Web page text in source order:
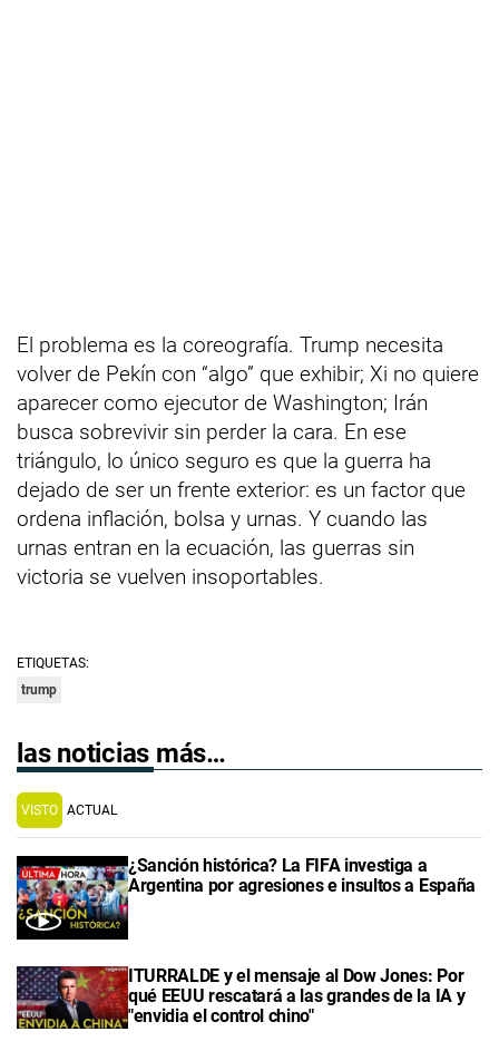
El problema es la coreografía. Trump necesita
volver de Pekín con “algo” que exhibir; Xi no quiere
aparecer como ejecutor de Washington; Irán
busca sobrevivir sin perder la cara. En ese
triángulo, lo único seguro es que la guerra ha
dejado de ser un frente exterior: es un factor que
ordena inflación, bolsa y urnas. Y cuando las
urnas entran en la ecuación, las guerras sin
victoria se vuelven insoportables.
ETIQUETAS:
trump
las noticias más…
VISTO ACTUAL
¿Sanción histórica? La FIFA investiga a
Argentina por agresiones e insultos a España
ITURRALDE y el mensaje al Dow Jones: Por
qué EEUU rescatará a las grandes de la IA y
"envidia el control chino"